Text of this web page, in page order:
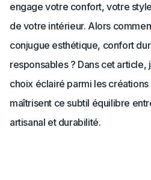
engage votre confort, votre
de votre intérieur. Alors
conjugue esthétique, confort
responsables ? Dans cet article,
choix éclairé parmi les créations
maîtrisent ce subtil équilibre
artisanal et durabilité.